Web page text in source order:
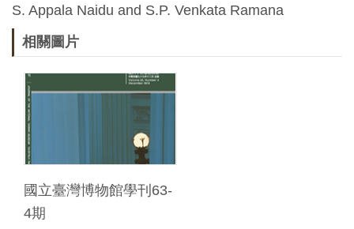
S. Appala Naidu and S.P. Venkata Ramana
相關圖片
國立臺灣博物館學刊63-
4期